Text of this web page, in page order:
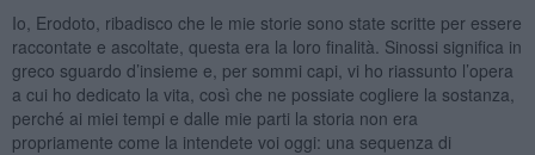
Io, Erodoto, ribadisco che le mie storie sono state scritte per essere
raccontate e ascoltate, questa era la loro finalità. Sinossi significa in
greco sguardo d’insieme e, per sommi capi, vi ho riassunto l’opera
a cui ho dedicato la vita, così che ne possiate cogliere la sostanza,
perché ai miei tempi e dalle mie parti la storia non era
propriamente come la intendete voi oggi: una sequenza di